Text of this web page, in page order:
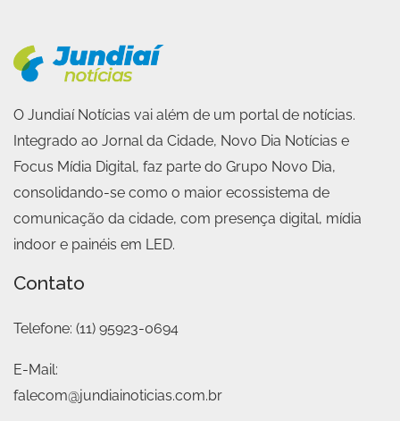
O Jundiaí Notícias vai além de um portal de notícias.
Integrado ao Jornal da Cidade, Novo Dia Notícias e
Focus Mídia Digital, faz parte do Grupo Novo Dia,
consolidando-se como o maior ecossistema de
comunicação da cidade, com presença digital, mídia
indoor e painéis em LED.
Contato
Telefone: (11) 95923-0694
E-Mail:
falecom@jundiainoticias.com.br